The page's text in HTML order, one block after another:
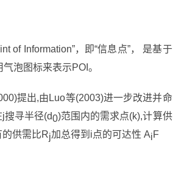
of Information”，即“信息点”， 是基于
泡图标来表示POI。
提出,由Luo等(2003)进一步改进并命
搜寻半径(d0)范围内的需求点(k),计算供
供需比Rj加总得到i点的可达性 AiF